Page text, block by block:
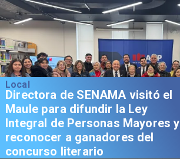
Local
Directora de SENAMA visitó el
Maule para difundir la Ley
Integral de Personas Mayores y
reconocer a ganadores del
concurso literario